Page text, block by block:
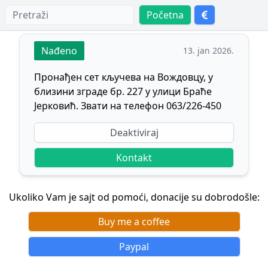
Početna
Nađeno 13. jan 2026.
Пронађен сет кључева на Вождовцу, у
близини зграде бр. 227 у улици Браће
Јерковић. Звати на телефон 063/226-450
Deaktiviraj
Kontakt
Ukoliko Vam je sajt od pomoći, donacije su dobrodošle:
Buy me a coffee
Paypal